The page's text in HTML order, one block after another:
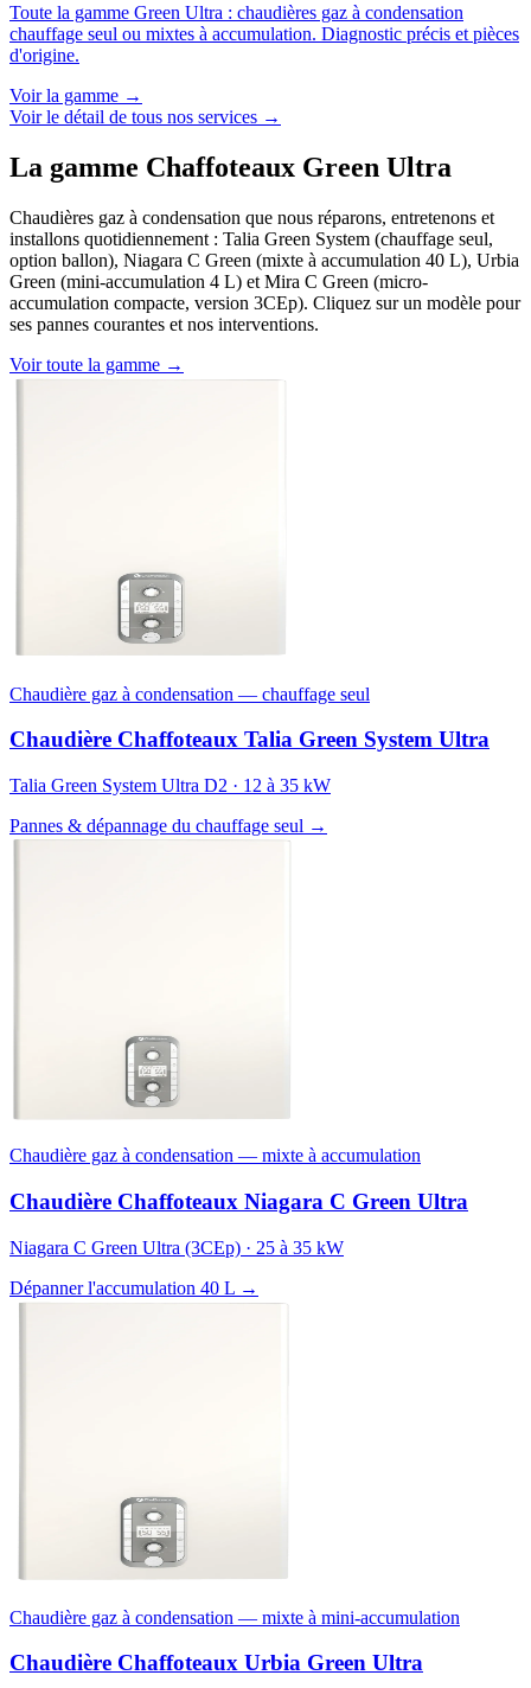
Toute la gamme Green Ultra : chaudières gaz à condensation
chauffage seul ou mixtes à accumulation. Diagnostic précis et pièces
d'origine.
Voir la gamme →
Voir le détail de tous nos services →
La gamme Chaffoteaux Green Ultra
Chaudières gaz à condensation que nous réparons, entretenons et
installons quotidiennement : Talia Green System (chauffage seul,
option ballon), Niagara C Green (mixte à accumulation 40 L), Urbia
Green (mini-accumulation 4 L) et Mira C Green (micro-
accumulation compacte, version 3CEp). Cliquez sur un modèle pour
ses pannes courantes et nos interventions.
Voir toute la gamme →
Chaudière gaz à condensation — chauffage seul
Chaudière Chaffoteaux Talia Green System Ultra
Talia Green System Ultra D2 · 12 à 35 kW
Pannes & dépannage du chauffage seul →
Chaudière gaz à condensation — mixte à accumulation
Chaudière Chaffoteaux Niagara C Green Ultra
Niagara C Green Ultra (3CEp) · 25 à 35 kW
Dépanner l'accumulation 40 L →
Chaudière gaz à condensation — mixte à mini-accumulation
Chaudière Chaffoteaux Urbia Green Ultra